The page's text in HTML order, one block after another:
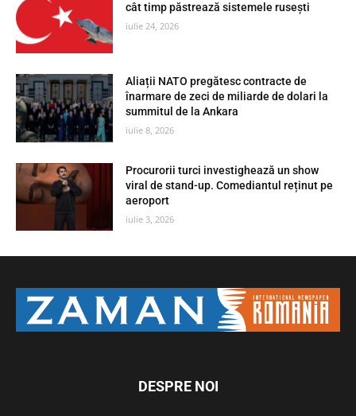
cât timp păstrează sistemele rusești
iulie 24, 2026
Aliații NATO pregătesc contracte de
înarmare de zeci de miliarde de dolari la
summitul de la Ankara
iulie 8, 2026
Procurorii turci investighează un show
viral de stand-up. Comediantul reținut pe
aeroport
iulie 3, 2026
DESPRE NOI